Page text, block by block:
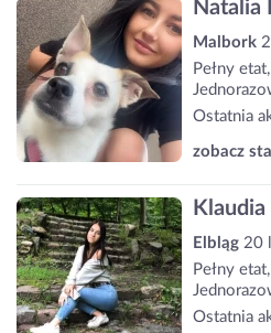
Natalia
Malbork
Pełny
Ostatnia
zobacz
Klaudia
Elbląg 20
Pełny
Ostatnia